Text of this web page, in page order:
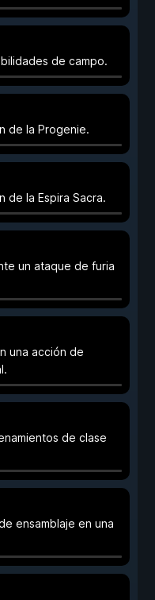
de campo.
de la Progenie.
de la Espira Sacra.
un ataque de furia
una acción de
de clase
ensamblaje en una